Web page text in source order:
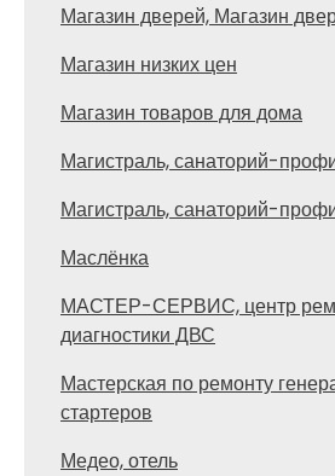
Магазин дверей, Магазин
Магазин низких цен
Магазин товаров для дома
Магистраль, санаторий-
Магистраль, санаторий-
Маслёнка
МАСТЕР-СЕРВИС, центр
диагностики ДВС
Мастерская по ремонту
стартеров
Медео, отель